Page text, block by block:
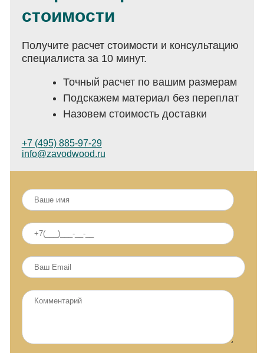
стоимости
Получите расчет стоимости и консультацию
специалиста за 10 минут.
Точный расчет по вашим размерам
Подскажем материал без переплат
Назовем стоимость доставки
+7 (495) 885-97-29
info@zavodwood.ru